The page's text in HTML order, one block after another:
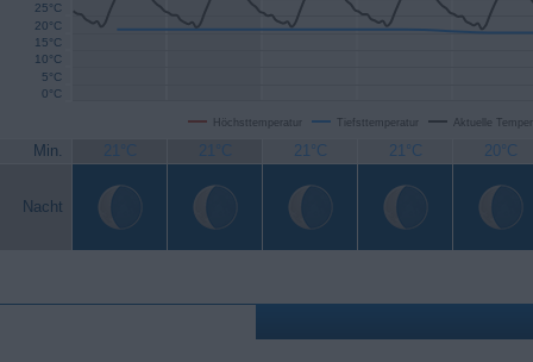
Höchsttemperatur Tiefsttemperatur Aktuelle
0°C
5°C
10°C
15°C
20°C
25°C
Min. 21°C 21°C 21°C 21°C 20°C
Nacht